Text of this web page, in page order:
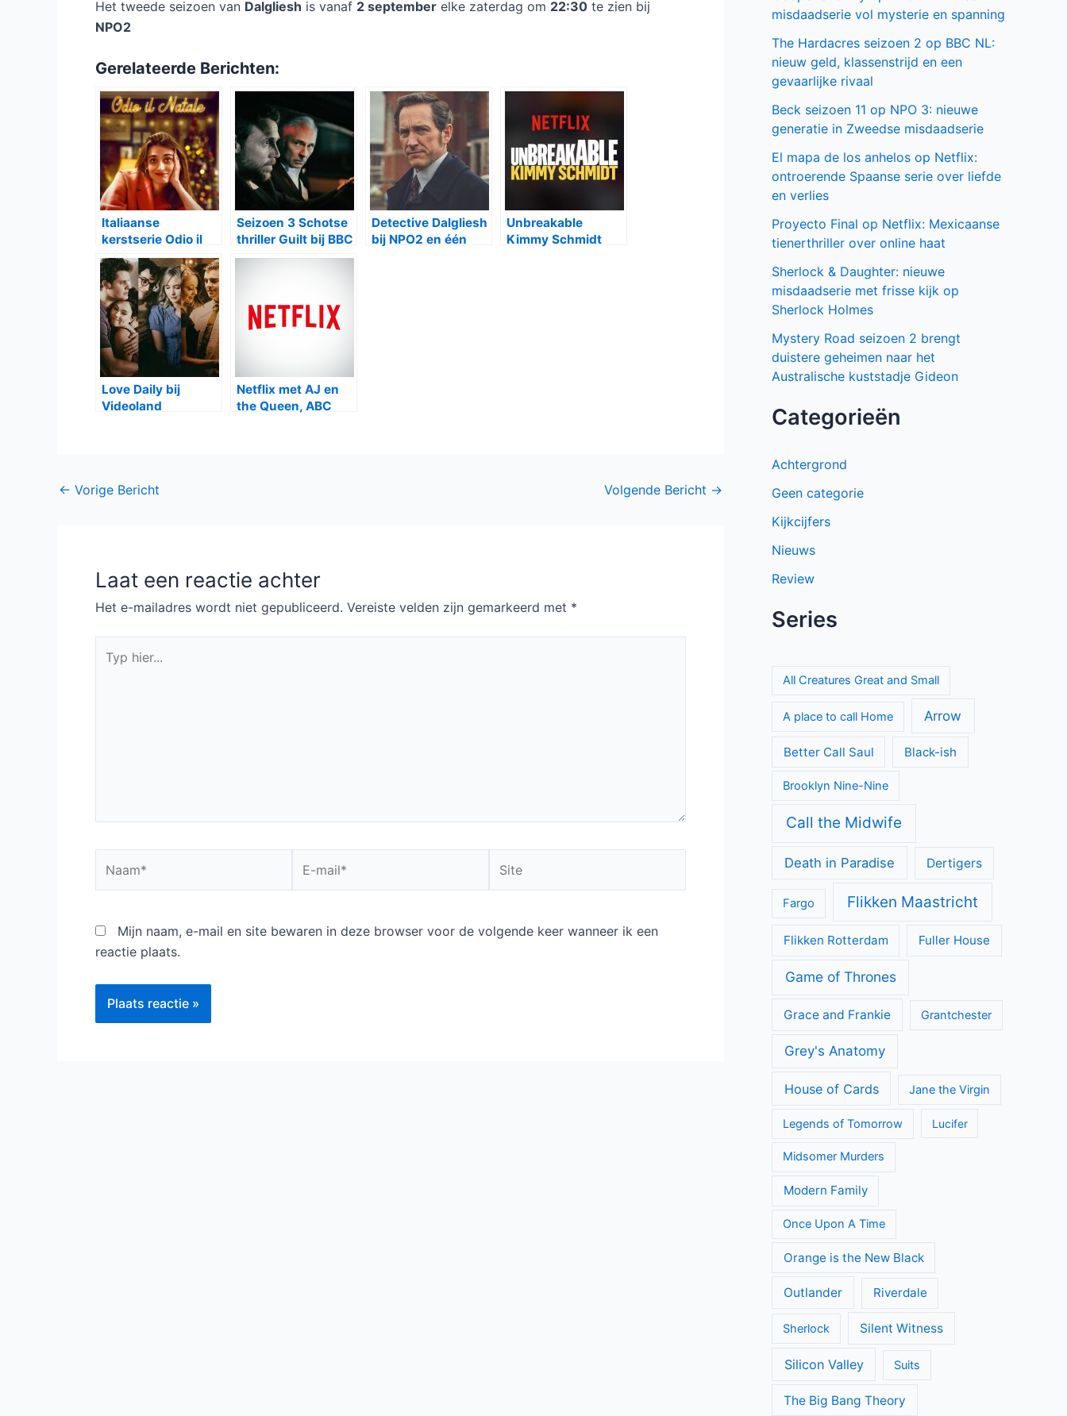
Het tweede seizoen van Dalgliesh is vanaf 2 september elke zaterdag om 22:30 te zien bij
NPO2
Gerelateerde Berichten:
Italiaanse
kerstserie Odio il
Natale met tweede
seizoen bij Netflix
Seizoen 3 Schotse
thriller Guilt bij BBC
First
Detective Dalgliesh
bij NPO2 en één
Unbreakable
Kimmy Schmidt
Love Daily bij
Videoland
Netflix met AJ en
the Queen, ABC
Bericht
← Vorige Bericht Volgende Bericht →
Laat een reactie achter
Het e-mailadres wordt niet gepubliceerd. Vereiste velden zijn gemarkeerd met *
hier...
mail*
Mijn naam, e-mail en site bewaren in deze browser voor de volgende keer wanneer ik een
reactie plaats.
misdaadserie vol mysterie en spanning
The Hardacres seizoen 2 op BBC NL:
nieuw geld, klassenstrijd en een
gevaarlijke rivaal
Beck seizoen 11 op NPO 3: nieuwe
generatie in Zweedse misdaadserie
El mapa de los anhelos op Netflix:
ontroerende Spaanse serie over liefde
en verlies
Proyecto Final op Netflix: Mexicaanse
tienerthriller over online haat
Sherlock & Daughter: nieuwe
misdaadserie met frisse kijk op
Sherlock Holmes
Mystery Road seizoen 2 brengt
duistere geheimen naar het
Australische kuststadje Gideon
Categorieën
Achtergrond
Geen categorie
Kijkcijfers
Nieuws
Review
Series
All Creatures Great and Small
A place to call Home Arrow
Better Call Saul Black-ish
Brooklyn Nine-Nine
Call the Midwife
Death in Paradise Dertigers
Fargo Flikken Maastricht
Flikken Rotterdam Fuller House
Game of Thrones
Grace and Frankie Grantchester
Grey's Anatomy
House of Cards Jane the Virgin
Legends of Tomorrow Lucifer
Midsomer Murders
Modern Family
Once Upon A Time
Orange is the New Black
Outlander Riverdale
Sherlock Silent Witness
Silicon Valley Suits
The Big Bang Theory